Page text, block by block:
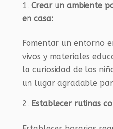
Crear un ambiente
en casa:
Fomentar un entorno
vivos y materiales
la curiosidad de los
un lugar agradable
Establecer rutinas